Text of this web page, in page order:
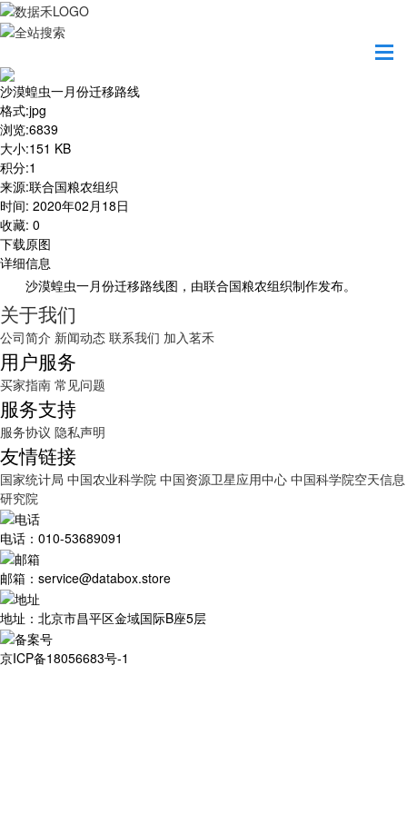
沙漠蝗虫一月份迁移路线
格式:jpg
浏览:6839
大小:151 KB
积分:1
来源:联合国粮农组织
时间: 2020年02月18日
收藏: 0
下载原图
详细信息
沙漠蝗虫一月份迁移路线图，由联合国粮农组织制作发布。
关于我们
公司简介 新闻动态 联系我们 加入茗禾
用户服务
买家指南 常见问题
服务支持
服务协议 隐私声明
友情链接
国家统计局 中国农业科学院 中国资源卫星应用中心 中国科学院空天信息
研究院
电话：010-53689091
邮箱：service@databox.store
地址：北京市昌平区金域国际B座5层
京ICP备18056683号-1